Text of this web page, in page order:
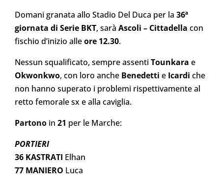
Domani granata allo Stadio Del Duca per la 36ª
giornata di Serie BKT, sarà Ascoli – Cittadella con
fischio d’inizio alleore 12.30.
Nessun squalificato, sempre assenti Tounkara e
Okwonkwo, con loro anche Benedetti e Icardi che
non hanno superato i problemi rispettivamente al
retto femorale sx e alla caviglia.
Partono in 21 per le Marche:
PORTIERI
36 KASTRATI Elhan
77 MANIERO Luca